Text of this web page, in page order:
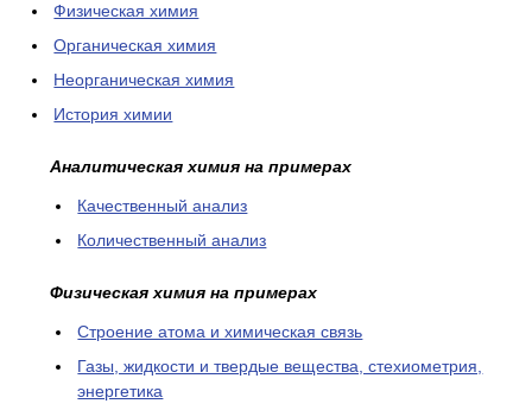
Физическая химия
Органическая химия
Неорганическая химия
История химии
Аналитическая химия на примерах
Качественный анализ
Количественный анализ
Физическая химия на примерах
Cтроение атома и химическая связь
Газы, жидкости и твердые вещества, стехиометрия,
энергетика